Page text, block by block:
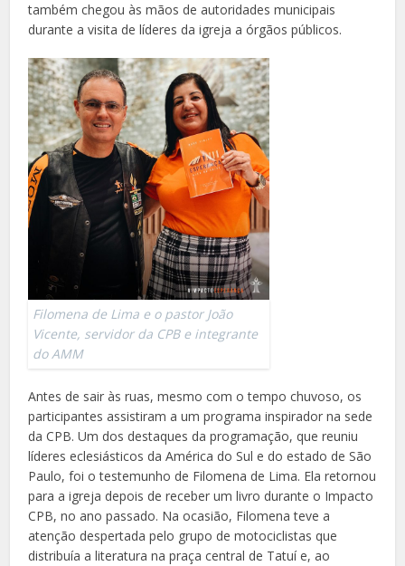
também chegou às mãos de autoridades municipais
durante a visita de líderes da igreja a órgãos públicos.
Filomena de Lima e o pastor João
Vicente, servidor da CPB e integrante
do AMM
Antes de sair às ruas, mesmo com o tempo chuvoso, os
participantes assistiram a um programa inspirador na sede
da CPB. Um dos destaques da programação, que reuniu
líderes eclesiásticos da América do Sul e do estado de São
Paulo, foi o testemunho de Filomena de Lima. Ela retornou
para a igreja depois de receber um livro durante o Impacto
CPB, no ano passado. Na ocasião, Filomena teve a
atenção despertada pelo grupo de motociclistas que
distribuía a literatura na praça central de Tatuí e, ao